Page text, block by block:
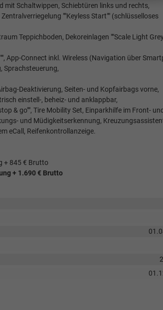
mit Schaltwippen, Schiebtüren links und rechts,
""Keyless Start"" (schlüsselloses
Teppichboden, Dekoreinlagen ""Scale Light
App-Connect inkl. Wireless (Navigation über
Sprachsteuerung,
Deaktivierung, Seiten- und Kopfairbags vorne,
einstell-, beheiz- und anklappbar,
& go"", Tire Mobility Set, Einparkhilfe im Front- und
und Müdigkeitserkennung,
eCall, Reifenkontrollanzeige.
+ 845 € Brutto
+ 1.690 € Brutto